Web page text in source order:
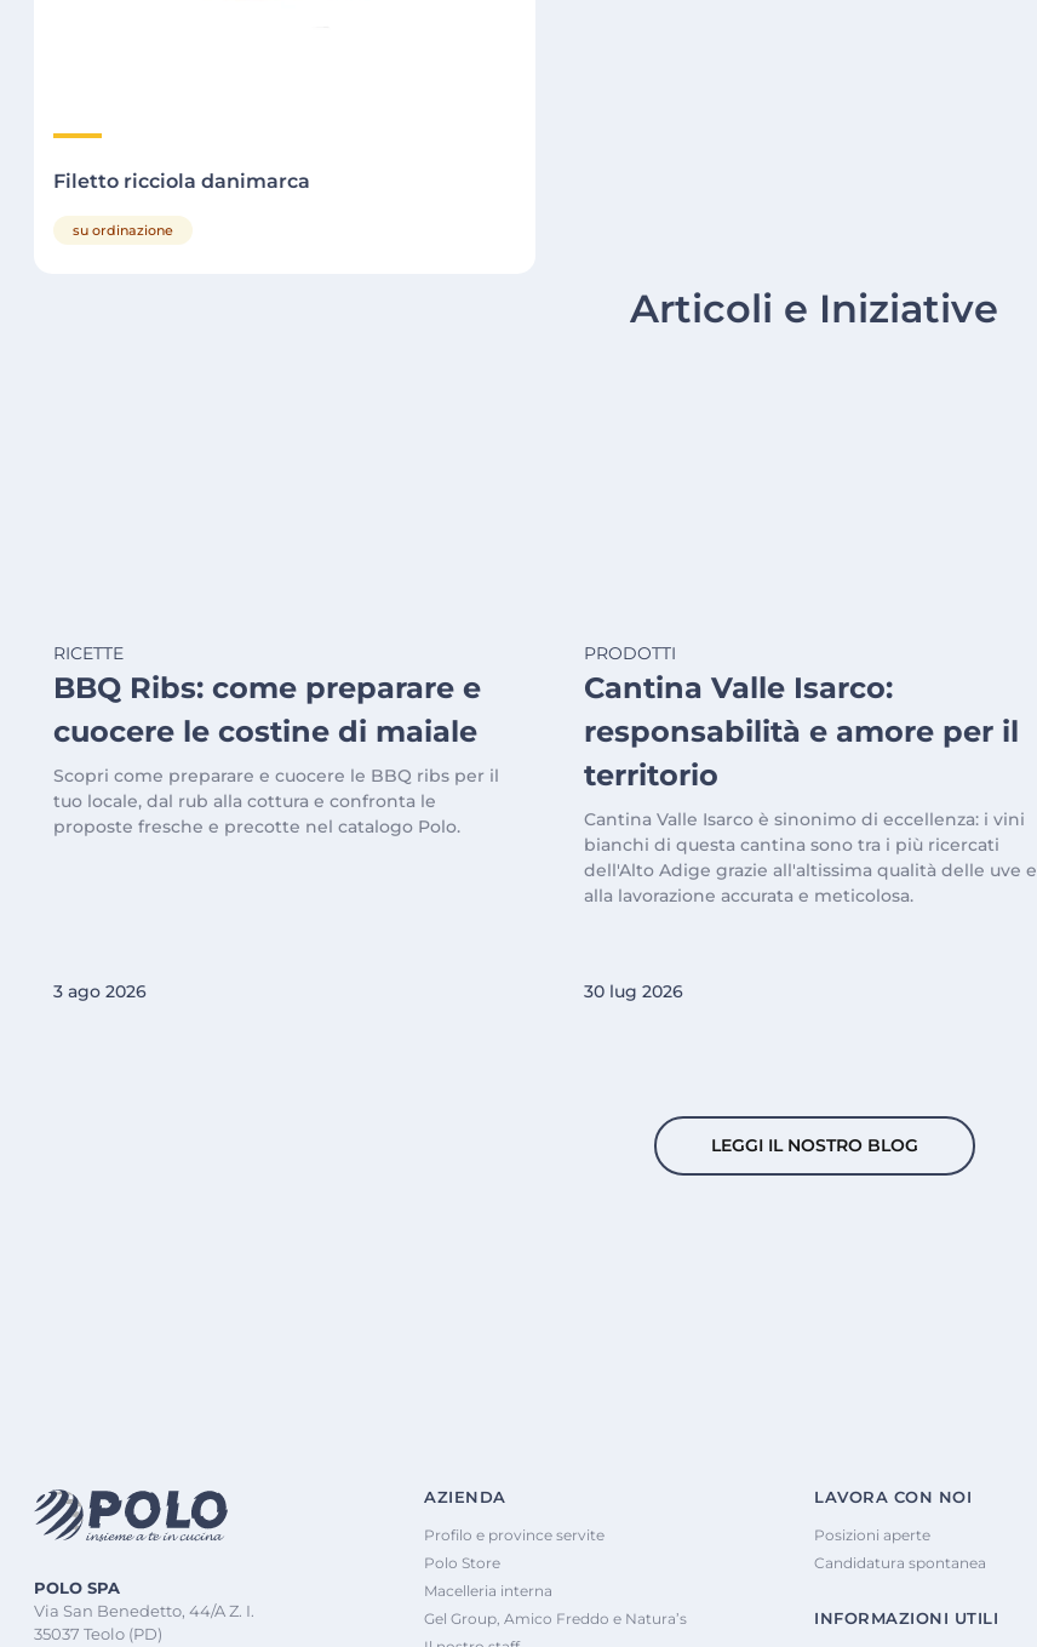
Filetto ricciola danimarca
su ordinazione
Articoli e Iniziative
RICETTE
BBQ Ribs: come preparare e
cuocere le costine di maiale
Scopri come preparare e cuocere le BBQ ribs per il
tuo locale, dal rub alla cottura e confronta le
proposte fresche e precotte nel catalogo Polo.
3 ago 2026
PRODOTTI
Cantina Valle Isarco:
responsabilità e amore per il
territorio
Cantina Valle Isarco è sinonimo di eccellenza: i vini
bianchi di questa cantina sono tra i più ricercati
dell'Alto Adige grazie all'altissima qualità delle uve e
alla lavorazione accurata e meticolosa.
30 lug 2026
LEGGI IL NOSTRO BLOG
POLO SPA
Via San Benedetto, 44/A Z. I.
35037 Teolo (PD)
AZIENDA
Profilo e province servite
Polo Store
Macelleria interna
Gel Group, Amico Freddo e Natura’s
LAVORA CON NOI
Posizioni aperte
Candidatura spontanea
INFORMAZIONI UTILI